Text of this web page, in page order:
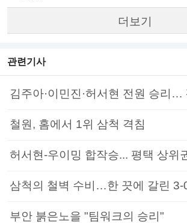
더보기
관련기사
김주아·이민진·허서현 전원 승리…
철원, 홈에서 1위 삼척 격침
허서현-우이밍 합작승... 평택 상위
삼척의 철벽 수비…한 끗에 갈린 3-
부안 붉은노을 "팀워크의 승리"